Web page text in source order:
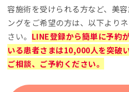
容施術を受けられる方など、美
ングをご希望の方は、以下より
さい。 LINE登録から簡単に予約
いる患者さまは10,000人を突破
ご相談、ご予約ください。